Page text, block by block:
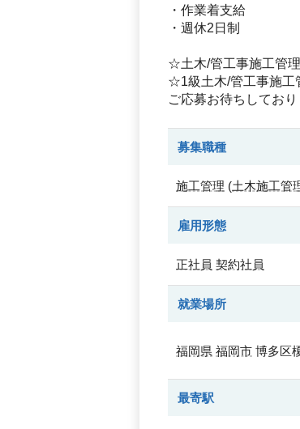
・作業着支給
・週休2日制
☆土木/管工事施工管
☆1級土木/管工事施工
ご応募お待ちしており
募集職種
施工管理 (土木施工管
雇用形態
正社員 契約社員
就業場所
福岡県 福岡市 博多区
最寄駅